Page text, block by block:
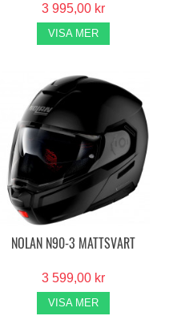
3 995,00 kr
VISA MER
NOLAN N90-3 MATTSVART
3 599,00 kr
VISA MER